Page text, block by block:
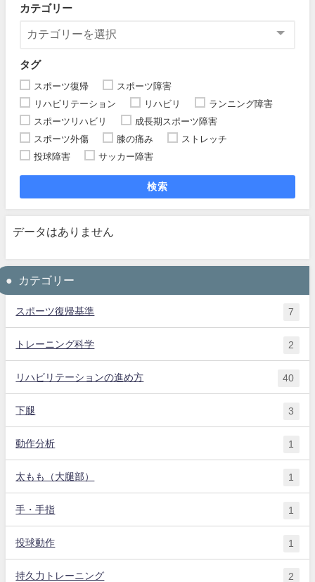
カテゴリー
タグ
スポーツ復帰
スポーツ障害
リハビリテーション
リハビリ
ランニング障害
スポーツリハビリ
成長期スポーツ障害
スポーツ外傷
膝の痛み
ストレッチ
投球障害
サッカー障害
検索
データはありません
カテゴリー
スポーツ復帰基準 7
トレーニング科学 2
リハビリテーションの進め方 40
下腿 3
動作分析 1
太もも（大腿部） 1
手・手指 1
投球動作 1
持久力トレーニング 2